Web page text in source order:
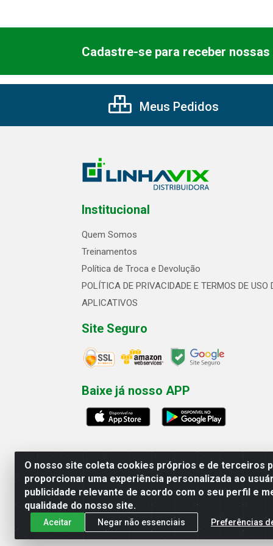
O nosso site coleta cookies próprios e de terceiros
proporcionar uma experiência personalizada ao
publicidade relevante de acordo com o seu perfil e
qualidade do nosso site.
Aceitar Negar não essenciais Preferências
Cadastre-se para receber
Meus Pedidos
Institucional
Quem Somos
Treinamentos
Política de Troca e Devolução
POLÍTICA DE PRIVACIDADE E TERMOS DE USO
APLICATIVOS
Site Seguro
Baixe já nosso APP
Linhavix Distribuidora LTDA -